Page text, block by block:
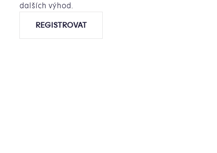
dalších výhod.
REGISTROVAT